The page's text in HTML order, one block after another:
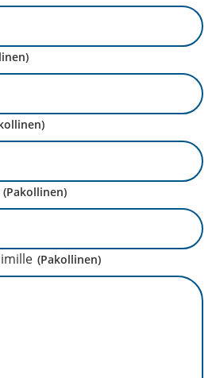
(Pakollinen)
(Pakollinen)